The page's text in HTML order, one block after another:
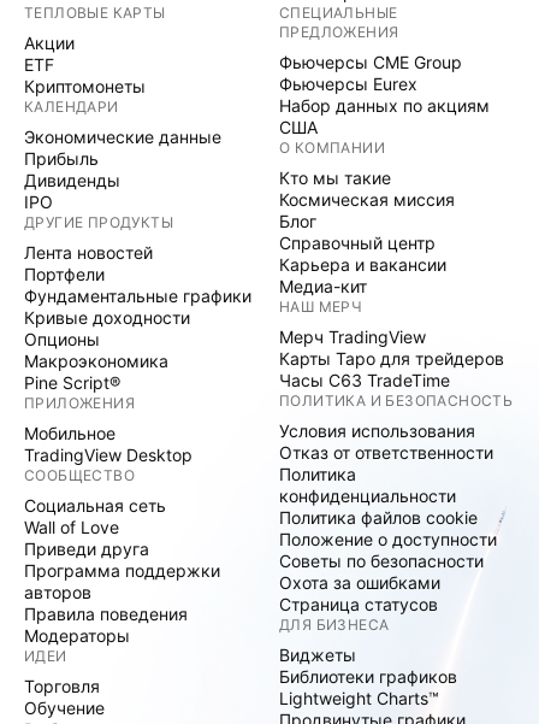
ТЕПЛОВЫЕ КАРТЫ
Акции
ETF
Криптомонеты
КАЛЕНДАРИ
Экономические данные
Прибыль
Дивиденды
IPO
ДРУГИЕ ПРОДУКТЫ
Лента новостей
Портфели
Фундаментальные графики
Кривые доходности
Опционы
Макроэкономика
Pine Script®
ПРИЛОЖЕНИЯ
Мобильное
TradingView Desktop
СООБЩЕСТВО
Социальная сеть
Wall of Love
Приведи друга
Программа поддержки
авторов
Правила поведения
Модераторы
ИДЕИ
Торговля
Обучение
СПЕЦИАЛЬНЫЕ
ПРЕДЛОЖЕНИЯ
Фьючерсы CME Group
Фьючерсы Eurex
Набор данных по акциям
США
О КОМПАНИИ
Кто мы такие
Космическая миссия
Блог
Справочный центр
Карьера и вакансии
Медиа-кит
НАШ МЕРЧ
Мерч TradingView
Карты Таро для трейдеров
Часы C63 TradeTime
ПОЛИТИКА И БЕЗОПАСНОСТЬ
Условия использования
Отказ от ответственности
Политика
конфиденциальности
Политика файлов cookie
Положение о доступности
Советы по безопасности
Охота за ошибками
Страница статусов
ДЛЯ БИЗНЕСА
Виджеты
Библиотеки графиков
Lightweight Charts™
Продвинутые графики